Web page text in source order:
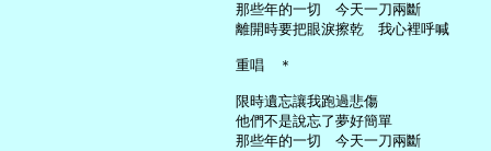
     那些年的一切　今天一刀兩斷
     離開時要把眼淚擦乾　我心裡呼喊
     重唱　＊
     限時遺忘讓我跑過悲傷
     他們不是說忘了夢好簡單
     那些年的一切　今天一刀兩斷